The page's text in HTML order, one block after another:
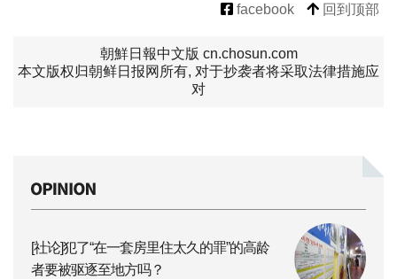
facebook 回到顶部
朝鮮日報中文版 cn.chosun.com
本文版权归朝鲜日报网所有, 对于抄袭者将采取法律措施应
对
[社论]犯了“在一套房里住太久的罪”的高龄
者要被驱逐至地方吗？